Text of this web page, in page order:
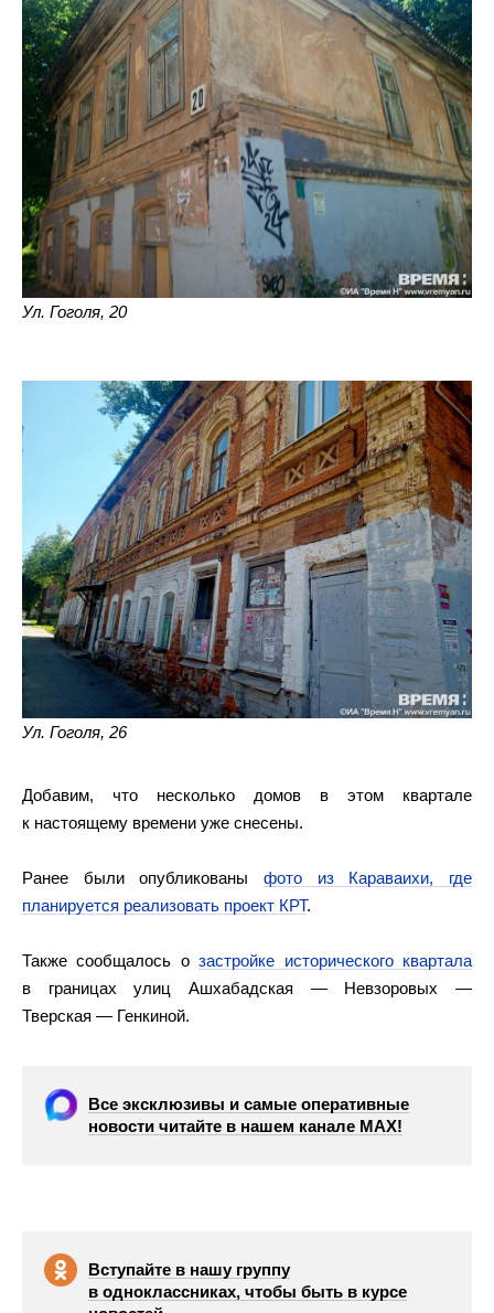
Ул. Гоголя, 20
Ул. Гоголя, 26
Добавим, что несколько домов в этом квартале
к настоящему времени уже снесены.
Ранее были опубликованы фото из Караваихи, где
планируется реализовать проект КРТ.
Также сообщалось озастройке исторического квартала
в границах улиц Ашхабадская — Невзоровых —
Тверская — Генкиной.
Все эксклюзивы и самые оперативные
новости читайте в нашем канале МАХ!
Вступайте в нашу группу
в одноклассниках, чтобы быть в курсе